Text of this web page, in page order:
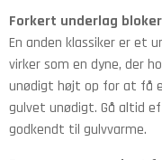
Forkert underlag
En anden klassiker er et
virker som en dyne, der
unødigt højt op for at få
gulvet unødigt. Gå altid
godkendt til gulvvarme.